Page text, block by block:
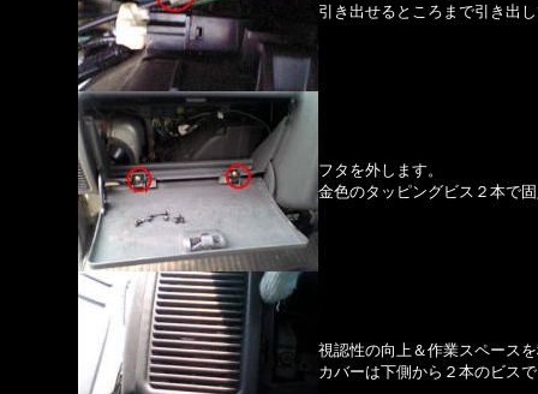
引き出せるところまで引き出
フタを外します。
金色のタッピングビス２本で
視認性の向上＆作業スペース
カバーは下側から２本のビス